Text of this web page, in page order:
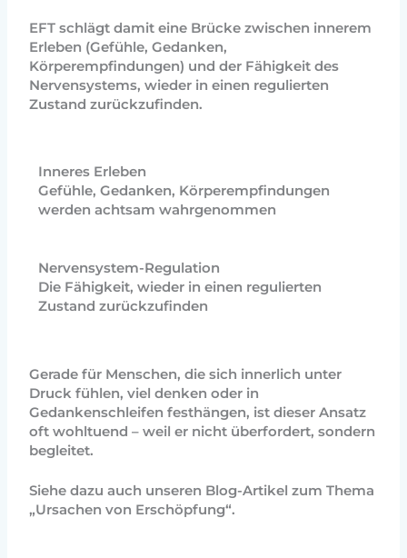
EFT schlägt damit eine Brücke zwischen innerem
Erleben (Gefühle, Gedanken,
Körperempfindungen) und der Fähigkeit des
Nervensystems, wieder in einen regulierten
Zustand zurückzufinden.
Inneres Erleben
Gefühle, Gedanken, Körperempfindungen
werden achtsam wahrgenommen
Nervensystem-Regulation
Die Fähigkeit, wieder in einen regulierten
Zustand zurückzufinden
Gerade für Menschen, die sich innerlich unter
Druck fühlen, viel denken oder in
Gedankenschleifen festhängen, ist dieser Ansatz
oft wohltuend – weil er nicht überfordert, sondern
begleitet.
Siehe dazu auch unseren Blog-Artikel zum Thema
„Ursachen von Erschöpfung“.